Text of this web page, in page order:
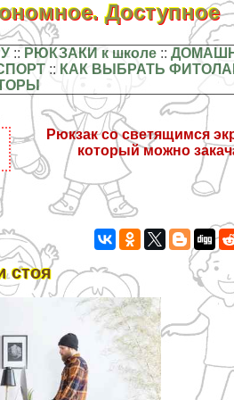
:: РЮКЗАКИ к школе::
:: КАК ВЫБРАТЬ
Рюкзак со светящимся
который можно
стоя